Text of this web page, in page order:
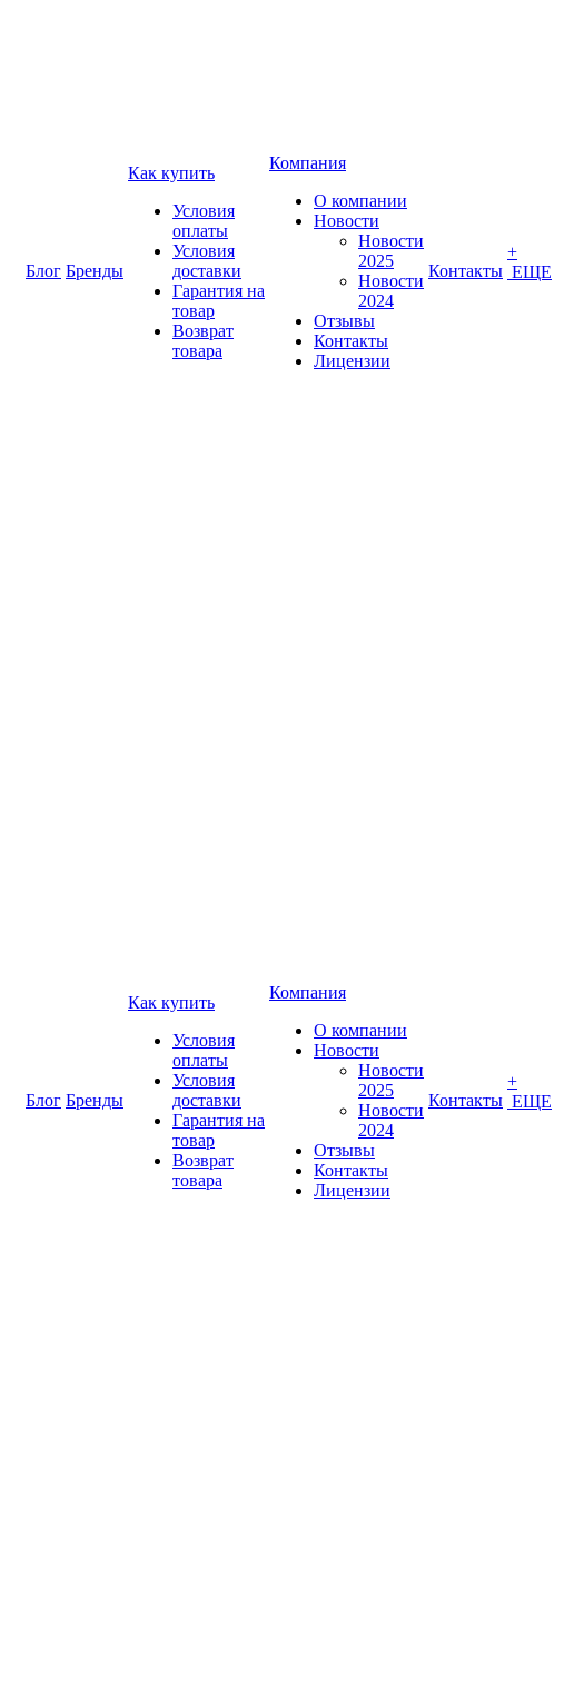
Блог Бренды
Как купить
Условия
оплаты
Условия
доставки
Гарантия на
товар
Возврат
товара
Компания
О компании
Новости
Новости
2025
Новости
2024
Отзывы
Контакты
Лицензии
Контакты
+
ЕЩЕ
Блог Бренды
Как купить
Условия
оплаты
Условия
доставки
Гарантия на
товар
Возврат
товара
Компания
О компании
Новости
Новости
2025
Новости
2024
Отзывы
Контакты
Лицензии
Контакты
+
ЕЩЕ